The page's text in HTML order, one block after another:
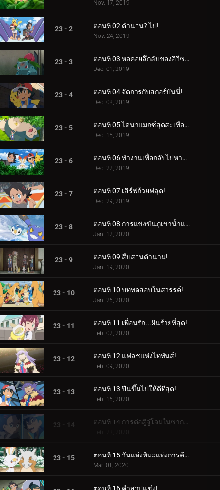
Nov. 17, 2019
23 - 2 ตอนที่ 02 ตำนาน? ไป!
Nov. 24, 2019
23 - 3 ตอนที่ 03 หอคอยลึกลับของอิวีซอร์!
Dec. 01, 2019
23 - 4 ตอนที่ 04 จัดการกับสกอร์บันนี่!
Dec. 08, 2019
23 - 5 ตอนที่ 05 ไดนาแมกซ์สุดสะเทือนใจ!
Dec. 15, 2019
23 - 6 ตอนที่ 06 ทำงานเพื่อกลับไปหามิว!
Dec. 22, 2019
23 - 7 ตอนที่ 07 เสิร์ฟถ้วยฟลุต!
Dec. 29, 2019
23 - 8 ตอนที่ 08 การแข่งขันภูเขาน้ำแข็งซินโน!
Jan. 12, 2020
23 - 9 ตอนที่ 09 สืบสานตำนาน!
Jan. 19, 2020
23 - 10 ตอนที่ 10 บททดสอบในสวรรค์!
Jan. 26, 2020
23 - 11 ตอนที่ 11 เพื่อนรัก...ฝันร้ายที่สุด!
Feb. 02, 2020
23 - 12 ตอนที่ 12 แฟลชแห่งไททันส์!
Feb. 09, 2020
23 - 13 ตอนที่ 13 ปีนขึ้นไปให้ดีที่สุด!
Feb. 16, 2020
23 - 14
23 - 15 ตอนที่ 15 วันแห่งหิมะแห่งการค้นหา!
Mar. 01, 2020
ตอนที่ 16 คำสาปแช่ง!